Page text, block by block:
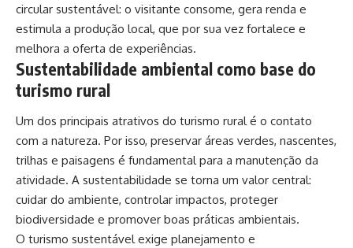
circular sustentável: o visitante consome, gera renda e
estimula a produção local, que por sua vez fortalece e
melhora a oferta de experiências.
Sustentabilidade ambiental como base do
turismo rural
Um dos principais atrativos do turismo rural é o contato
com a natureza. Por isso, preservar áreas verdes, nascentes,
trilhas e paisagens é fundamental para a manutenção da
atividade. A sustentabilidade se torna um valor central:
cuidar do ambiente, controlar impactos, proteger
biodiversidade e promover boas práticas ambientais.
O turismo sustentável exige planejamento e